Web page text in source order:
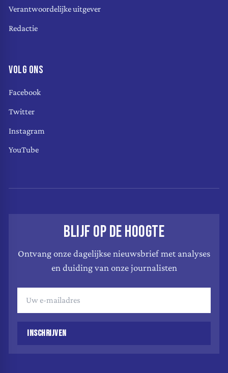
Verantwoordelijke uitgever
Redactie
VOLG ONS
Facebook
Twitter
Instagram
YouTube
BLIJF OP DE HOOGTE
Ontvang onze dagelijkse nieuwsbrief met analyses
en duiding van onze journalisten
INSCHRIJVEN